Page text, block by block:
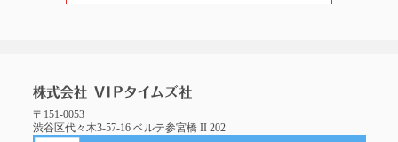
〒151-0053
渋谷区代々木3-57-16 ベルテ参宮橋 II 202